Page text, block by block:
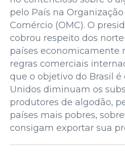
pelo País na
Comércio (OMC). O
cobrou respeito dos
países economicamente
regras comerciais
que o objetivo do Brasil é
Unidos diminuam os
produtores de algodão,
países mais pobres,
consigam exportar sua